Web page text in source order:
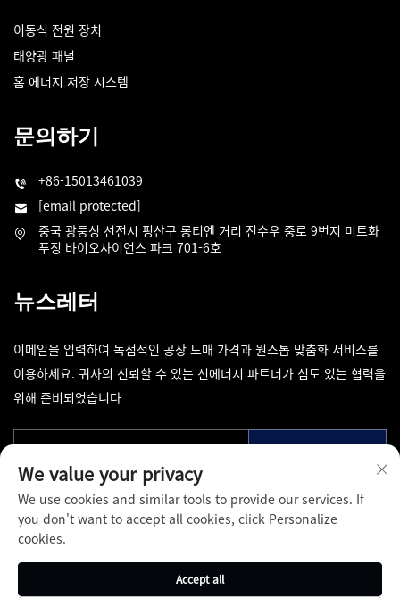
이동식 전원 장치
태양광 패널
홈 에너지 저장 시스템
문의하기
+86-15013461039
[email protected]
중국 광둥성 선전시 핑산구 롱티엔 거리 진수우 중로 9번지 미트화
푸징 바이오사이언스 파크 701-6호
뉴스레터
이메일을 입력하여 독점적인 공장 도매 가격과 원스톱 맞춤화 서비스를
이용하세요. 귀사의 신뢰할 수 있는 신에너지 파트너가 심도 있는 협력을
위해 준비되었습니다
제출
저작권 © 선전 핀팡 추앙푸 기술 유한회사. 무단 복제 금지 -
보호정책-
We value your privacy
We use cookies and similar tools to provide our services. If
you don't want to accept all cookies, click Personalize
cookies.
Accept all